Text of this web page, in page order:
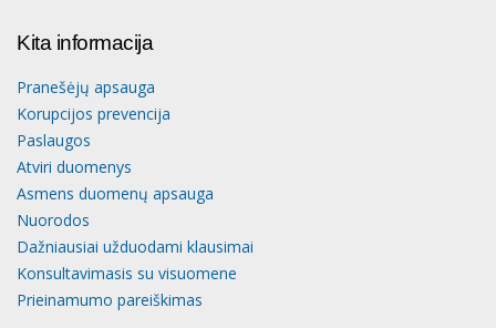
Kita informacija
Pranešėjų apsauga
Korupcijos prevencija
Paslaugos
Atviri duomenys
Asmens duomenų apsauga
Nuorodos
Dažniausiai užduodami klausimai
Konsultavimasis su visuomene
Prieinamumo pareiškimas